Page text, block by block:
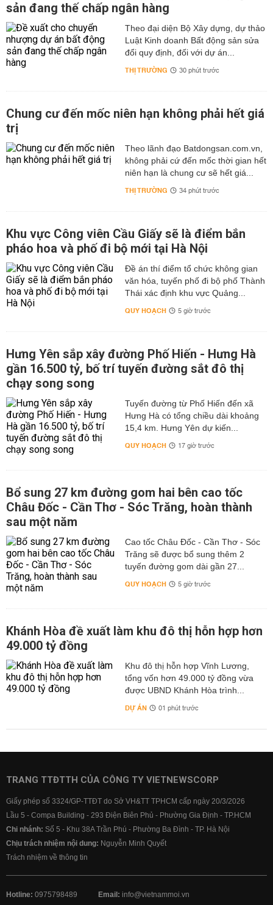
sản đang thế chấp ngân hàng
Theo đại diện Bộ Xây dựng, dự thảo
Luật Kinh doanh Bất động sản sửa
đổi quy định, đối với dự án...
THỊ TRƯỜNG 30 phút trước
Chung cư đến mốc niên hạn không phải hết giá
trị
Theo lãnh đạo Batdongsan.com.vn,
không phải cứ đến mốc thời gian hết
niên hạn là chung cư sẽ hết giá...
THỊ TRƯỜNG 34 phút trước
Khu vực Công viên Cầu Giấy sẽ là điểm bắn
pháo hoa và phố đi bộ mới tại Hà Nội
Đề án thí điểm tổ chức không gian
văn hóa, tuyến phố đi bộ phố Thành
Thái xác định khu vực Quảng...
QUY HOẠCH 5 giờ trước
Hưng Yên sắp xây đường Phố Hiến - Hưng Hà
gần 16.500 tỷ, bố trí tuyến đường sắt đô thị
chạy song song
Tuyến đường từ Phố Hiến đến xã
Hưng Hà có tổng chiều dài khoảng
15,4 km. Hưng Yên dự kiến...
QUY HOẠCH 17 giờ trước
Bổ sung 27 km đường gom hai bên cao tốc
Châu Đốc - Cần Thơ - Sóc Trăng, hoàn thành
sau một năm
Cao tốc Châu Đốc - Cần Thơ - Sóc
Trăng sẽ được bổ sung thêm 2
tuyến đường gom dài gần 27...
QUY HOẠCH 5 giờ trước
Khánh Hòa đề xuất làm khu đô thị hỗn hợp hơn
49.000 tỷ đồng
Khu đô thị hỗn hợp Vĩnh Lương,
tổng vốn hơn 49.000 tỷ đồng vừa
được UBND Khánh Hòa trình...
DỰ ÁN 01 phút trước
TRANG TTĐTTH CỦA CÔNG TY VIETNEWSCORP
Giấy phép số 3324/GP-TTĐT do Sở VH&TT TPHCM cấp ngày 20/3/2026
Lầu 5 - Compa Building - 293 Điện Biên Phủ - Phường Gia Định - TP.HCM
Chi nhánh: Số 5 - Khu 38A Trần Phú - Phường Ba Đình - TP. Hà Nội
Chịu trách nhiệm nội dung: Nguyễn Minh Quyết
Trách nhiệm về thông tin
Hotline: 0975798489 Email: info@vietnammoi.vn